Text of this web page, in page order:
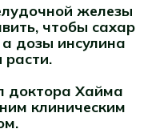
железы
чтобы сахар
дозы инсулина
расти.
доктора Хайма
клиническим